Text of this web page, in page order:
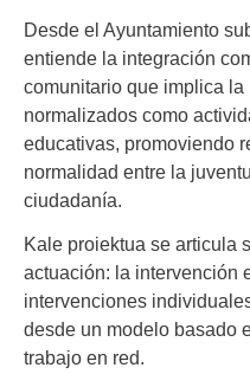
Desde el Ayuntamiento
entiende la integración
comunitario que implica
normalizados como
educativas, promoviendo
normalidad entre la
ciudadanía.
Kale proiektua se articula
actuación: la intervención
intervenciones
desde un modelo basado
trabajo en red.